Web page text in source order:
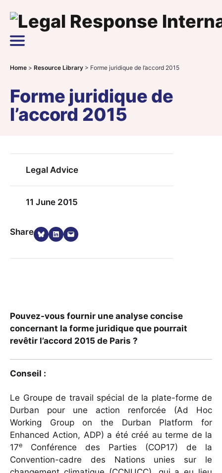
Main Navigation
Home > Resource Library > Forme juridique de l’accord 2015
Forme juridique de
l’accord 2015
Legal Advice
11 June 2015
ShareShare on Bluesky
Share on LinkedIn
Email this Page
Pouvez-vous fournir une analyse concise
concernant la forme juridique que pourrait
revêtir l’accord 2015 de Paris ?
Conseil :
Le Groupe de travail spécial de la plate-forme de
Durban pour une action renforcée (Ad Hoc
Working Group on the Durban Platform for
Enhanced Action, ADP) a été créé au terme de la
17e
Conférence des Parties (COP17) de la
Convention-cadre des Nations unies sur le